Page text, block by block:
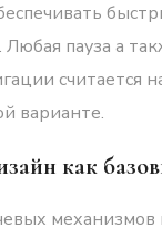
пауза а
считается
варианте.
как
механизмов